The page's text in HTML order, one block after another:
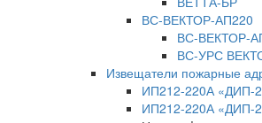
ВС-ВЕКТОР-АП220
ВС-ВЕКТОР-
ВС-УРС
Извещатели пожарные
ИП212-220А «ДИП-
ИП212-220А «ДИП-